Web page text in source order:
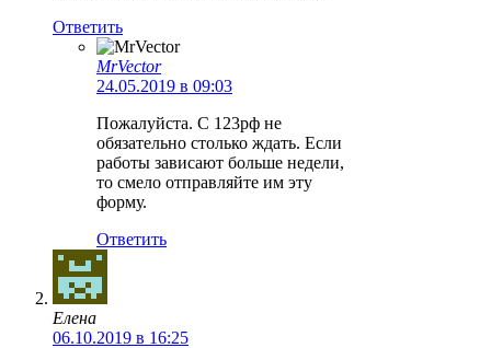
Ответить
MrVector
24.05.2019 в 09:03
Пожалуйста. С 123рф не
обязательно столько ждать. Если
работы зависают больше недели,
то смело отправляйте им эту
форму.
Ответить
Елена
06.10.2019 в 16:25